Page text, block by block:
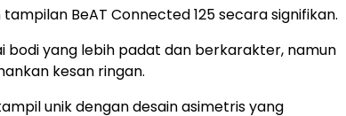
BeAT Connected 125 secara signifikan.
bodi yang lebih padat dan berkarakter, namun
kesan ringan.
unik dengan desain asimetris yang